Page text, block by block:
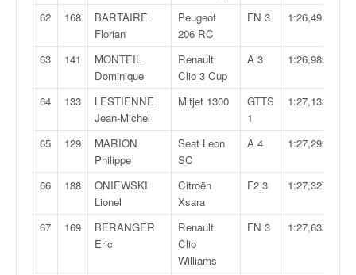
62 168
BARTAIRE
Florian
Peugeot
206 RC
FN 3 1:26,491
63 141
MONTEIL
Dominique
Renault
Clio 3 Cup
A 3 1:26,989
64 133
LESTIENNE
Jean-Michel
Mitjet 1300
GTTS
1
1:27,133
65 129
MARION
Philippe
Seat Leon
SC
A 4 1:27,299
66 188
ONIEWSKI
Lionel
Citroën
Xsara
F2 3 1:27,327
67 169
BERANGER
Eric
Renault
Clio
Williams
FN 3 1:27,635